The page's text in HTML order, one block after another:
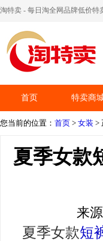
淘特卖 - 每日淘全网品牌低价特
首页 特卖商
您当前的位置： 首页 > 女装 >
夏季女款
来源
夏季女款短